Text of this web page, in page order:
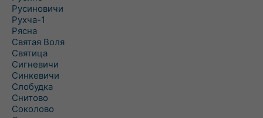
Русиновичи
Рухча-1
Рясна
Святая Воля
Святица
Сигневичи
Синкевичи
Слобудка
Снитово
Соколово